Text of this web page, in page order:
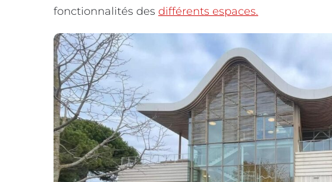
fonctionnalités des différents espaces.